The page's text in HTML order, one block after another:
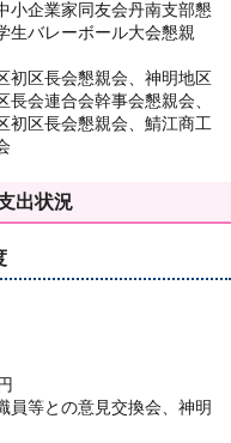
小企業家同友会丹南支部懇
生バレーボール大会懇親
会懇親会、神明地区
長会連合会幹事会懇親会、
会懇親会、鯖江商工
出状況
員等との意見交換会、神明